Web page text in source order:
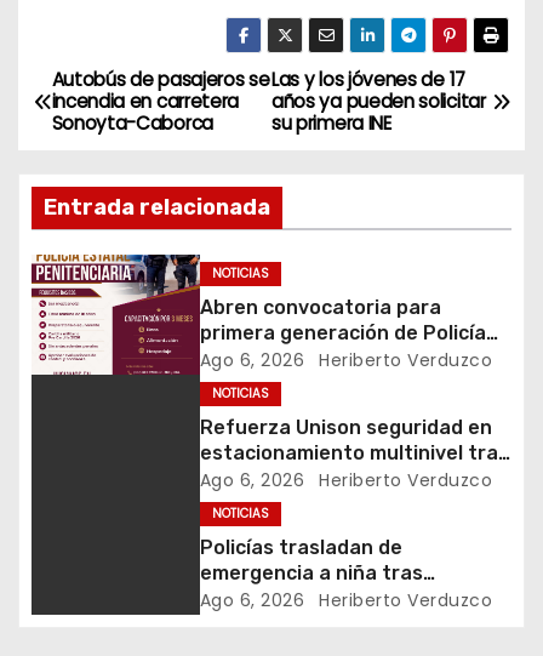
N
a
v
e
g
a
d
Las y los jóvenes de 17
años ya pueden solicitar
su primera INE
Autobús de pasajeros se
incendia en carretera
Sonoyta-Caborca
Entrada relacionada
NOTICIAS
Abren convocatoria para
primera generación de Policía
Estatal Penitenciaria
Ago 6, 2026 Heriberto Verduzco
NOTICIAS
Refuerza Unison seguridad en
estacionamiento multinivel tras
accidente en semestre pasado
Ago 6, 2026 Heriberto Verduzco
NOTICIAS
Policías trasladan de
emergencia a niña tras
picadura de alacrán
Ago 6, 2026 Heriberto Verduzco